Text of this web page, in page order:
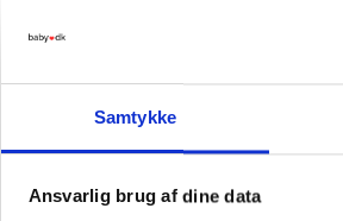
Samtykke
Ansvarlig brug af dine data
Forrige side